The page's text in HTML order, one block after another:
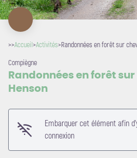
>>Accueil>Activités>Randonnées en forêt sur
Compiègne
Randonnées en forêt
Henson
Embarquer cet élément afin
connexion